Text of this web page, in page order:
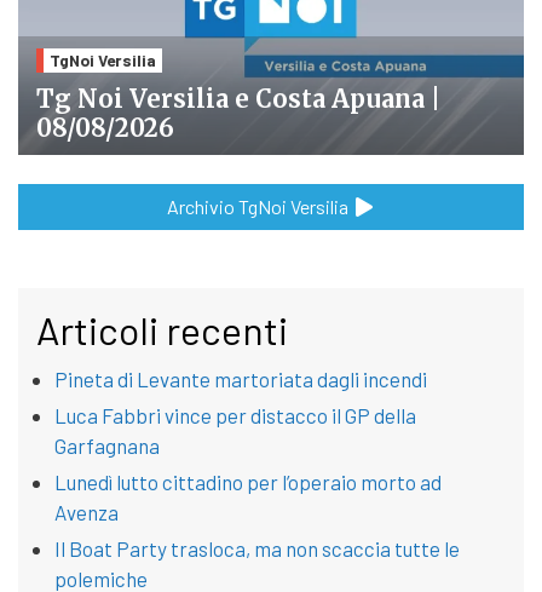
TgNoi Versilia
Tg Noi Versilia e Costa Apuana |
08/08/2026
Archivio TgNoi Versilia
Articoli recenti
Pineta di Levante martoriata dagli incendi
Luca Fabbri vince per distacco il GP della
Garfagnana
Lunedì lutto cittadino per l’operaio morto ad
Avenza
Il Boat Party trasloca, ma non scaccia tutte le
polemiche